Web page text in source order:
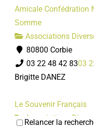
Amicale Confédration
Somme
Associations
80800 Corbie
03 22 48 42 8303
Brigitte DANEZ
Le Souvenir Français
Associations
Relancer la